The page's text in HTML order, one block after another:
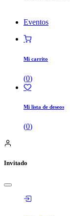
Eventos
Mi carrito
(0)
Mi lista de deseos
(0)
Invitado